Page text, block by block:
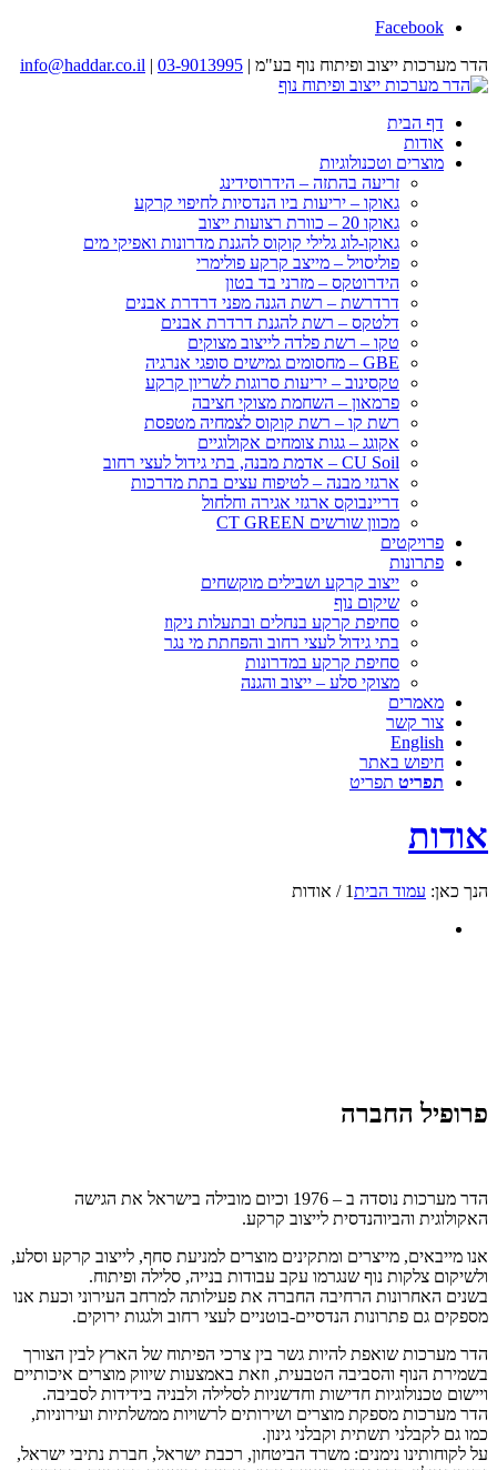
Facebook
הדר מערכות ייצוב ופיתוח נוף בע"מ | 03-9013995
|
info@haddar.co.il
דף הבית
אודות
מוצרים וטכנולוגיות
זריעה בהתזה – הידרוסידינג
גאוקו – יריעות ביו הנדסיות לחיפוי קרקע
גאוקו 20 – כוורת רצועות ייצוב
גאוקו-לוג גלילי קוקוס להגנת מדרונות ואפיקי מים
פוליסויל – מייצב קרקע פולימרי
הידרוטקס – מזרני בד בטון
דרדרשת – רשת הגנה מפני דרדרת אבנים
דלטקס – רשת להגנת דרדרת אבנים
טקו – רשת פלדה לייצוב מצוקים
GBE – מחסומים גמישים סופגי אנרגיה
טקסינוב – יריעות סרוגות לשריון קרקע
פרמאון – השחמת מצוקי חציבה
רשת קו – רשת קוקוס לצמחיה מטפסת
אקוגג – גגות צומחים אקולוגיים
CU Soil – אדמת מבנה, בתי גידול לעצי רחוב
ארגזי מבנה – לטיפוח עצים בתת מדרכות
דריינבוקס ארגזי אגירה וחלחול
מכוון שורשים CT GREEN
פרויקטים
פתרונות
ייצוב קרקע ושבילים מוקשחים
שיקום נוף
סחיפת קרקע בנחלים ובתעלות ניקוז
בתי גידול לעצי רחוב והפחתת מי נגר
סחיפת קרקע במדרונות
מצוקי סלע – ייצוב והגנה
מאמרים
צור קשר
English
חיפוש באתר
תפריט תפריט
אודות
הנך כאן: עמוד הבית1
/ אודות
פרופיל החברה
הדר מערכות נוסדה ב – 1976 וכיום מובילה בישראל את הגישה
האקולוגית והביוהנדסית לייצוב קרקע.
אנו מייבאים, מייצרים ומתקינים מוצרים למניעת סחף, לייצוב קרקע וסלע,
ולשיקום צלקות נוף שנגרמו עקב עבודות בנייה, סלילה ופיתוח.
בשנים האחרונות הרחיבה החברה את פעילותה למרחב העירוני וכעת אנו
מספקים גם פתרונות הנדסיים-בוטניים לעצי רחוב ולגגות ירוקים.
הדר מערכות שואפת להיות גשר בין צרכי הפיתוח של הארץ לבין הצורך
בשמירת הנוף והסביבה הטבעית, וזאת באמצעות שיווק מוצרים איכותיים
ויישום טכנולוגיות חדישות וחדשניות לסלילה ולבניה בידידות לסביבה.
הדר מערכות מספקת מוצרים ושירותים לרשויות ממשלתיות ועירוניות,
כמו גם לקבלני תשתית וקבלני גינון.
על לקוחותינו נימנים: משרד הביטחון, רכבת ישראל, חברת נתיבי ישראל,